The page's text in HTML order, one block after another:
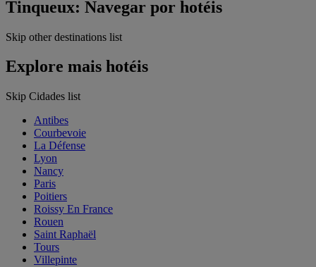
Tinqueux: Navegar por hotéis
Skip other destinations list
Explore mais hotéis
Skip Cidades list
Antibes
Courbevoie
La Défense
Lyon
Nancy
Paris
Poitiers
Roissy En France
Rouen
Saint Raphaël
Tours
Villepinte